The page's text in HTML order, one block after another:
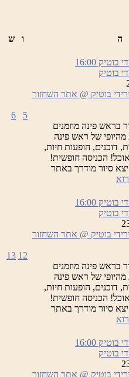
ה ו ש
בוטיק 16:00
בוטיק
בראש פינה מוזמנים
מהיופי של ראש פינה
דוכנים, הופעות חיות,
הכניסה חופשית!
בשעות 18:00 וב19:30 יצא סיור מודרך באתר
בולברד
–
ירידי
בוטיק
5
6
בוטיק 16:00
בוטיק
בראש פינה מוזמנים
מהיופי של ראש פינה
דוכנים, הופעות חיות,
הכניסה חופשית!
בשעות 18:00 וב19:30 יצא סיור מודרך באתר
בולברד
–
ירידי
בוטיק
12
13
בוטיק 16:00
בוטיק